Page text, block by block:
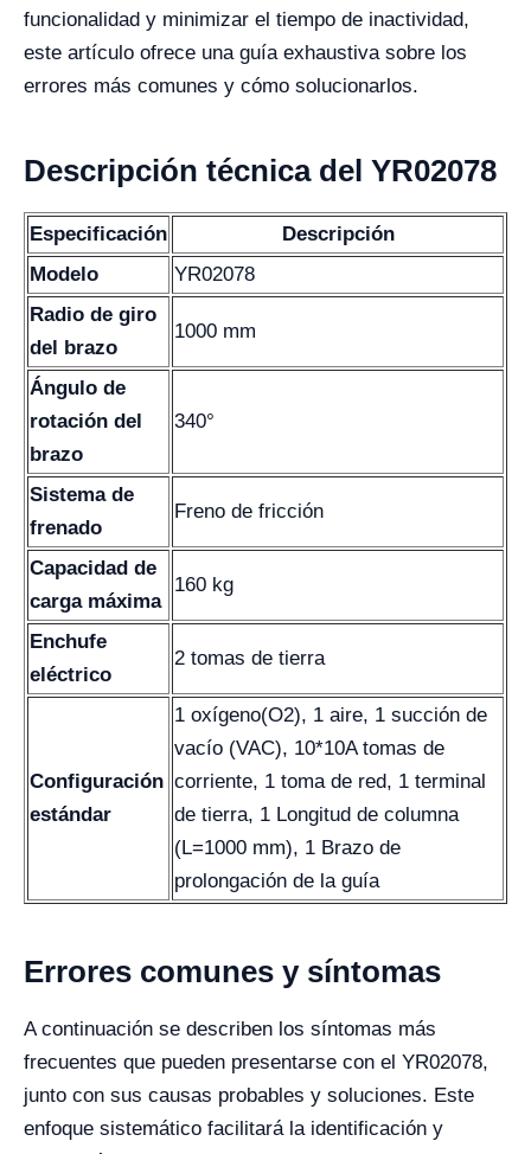
funcionalidad y minimizar el tiempo de inactividad,
este artículo ofrece una guía exhaustiva sobre los
errores más comunes y cómo solucionarlos.
Descripción técnica del YR02078
Especificación
Descripción
Modelo
YR02078
Radio de giro
del brazo
1000 mm
Ángulo de
rotación del
brazo
340°
Sistema de
frenado
Freno de fricción
Capacidad de
carga máxima
160 kg
Enchufe
eléctrico
2 tomas de tierra
Configuración
estándar
1 oxígeno(O2), 1 aire, 1 succión de
vacío (VAC), 10*10A tomas de
corriente, 1 toma de red, 1 terminal
de tierra, 1 Longitud de columna
(L=1000 mm), 1 Brazo de
prolongación de la guía
Errores comunes y síntomas
A continuación se describen los síntomas más
frecuentes que pueden presentarse con el YR02078,
junto con sus causas probables y soluciones. Este
enfoque sistemático facilitará la identificación y